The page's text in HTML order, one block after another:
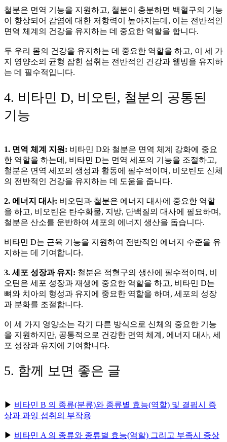
철분은 면역 기능을 지원하고, 철분이 충분하면 백혈구의 기능
이 향상되어 감염에 대한 저항력이 높아지는데, 이는 전반적인
면역 체계의 건강을 유지하는 데 중요한 역할을 합니다.
두 우리 몸의 건강을 유지하는 데 중요한 역할을 하고, 이 세 가
지 영양소의 균형 잡힌 섭취는 전반적인 건강과 웰빙을 유지하
는 데 필수적입니다.
4. 비타민 D, 비오틴, 철분의 공통된
기능
1. 면역 체계 지원: 비타민 D와 철분은 면역 체계 강화에 중요
한 역할을 하는데, 비타민 D는 면역 세포의 기능을 조절하고,
철분은 면역 세포의 생성과 활동에 필수적이며, 비오틴도 신체
의 전반적인 건강을 유지하는 데 도움을 줍니다.
2. 에너지 대사: 비오틴과 철분은 에너지 대사에 중요한 역할
을 하고, 비오틴은 탄수화물, 지방, 단백질의 대사에 필요하며,
철분은 산소를 운반하여 세포의 에너지 생산을 돕습니다.
비타민 D는 근육 기능을 지원하여 전반적인 에너지 수준을 유
지하는 데 기여합니다.
3. 세포 성장과 유지: 철분은 적혈구의 생산에 필수적이며, 비
오틴은 세포 성장과 재생에 중요한 역할을 하고, 비타민 D는
뼈와 치아의 형성과 유지에 중요한 역할을 하며, 세포의 성장
과 분화를 조절합니다.
이 세 가지 영양소는 각기 다른 방식으로 신체의 중요한 기능
을 지원하지만, 공통적으로 건강한 면역 체계, 에너지 대사, 세
포 성장과 유지에 기여합니다.
5. 함께 보면 좋은 글
▶ 비타민 B 의 종류(분류)와 종류별 효능(역할) 및 결핍시 증
상과 과잉 섭취의 부작용
▶ 비타민 A 의 종류와 종류별 효능(역할) 그리고 부족시 증상